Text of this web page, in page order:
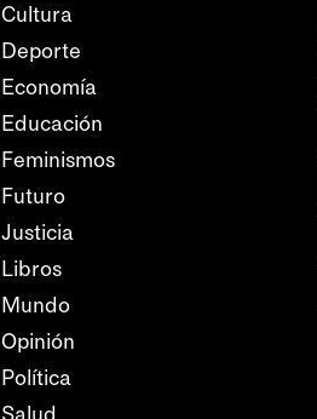
Cultura
Deporte
Economía
Educación
Feminismos
Futuro
Justicia
Libros
Mundo
Opinión
Política